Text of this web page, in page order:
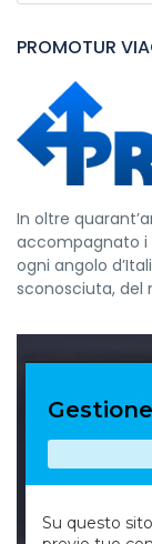
PROMOTUR
In oltre
accompagnato i
ogni angolo
sconosciuta, del